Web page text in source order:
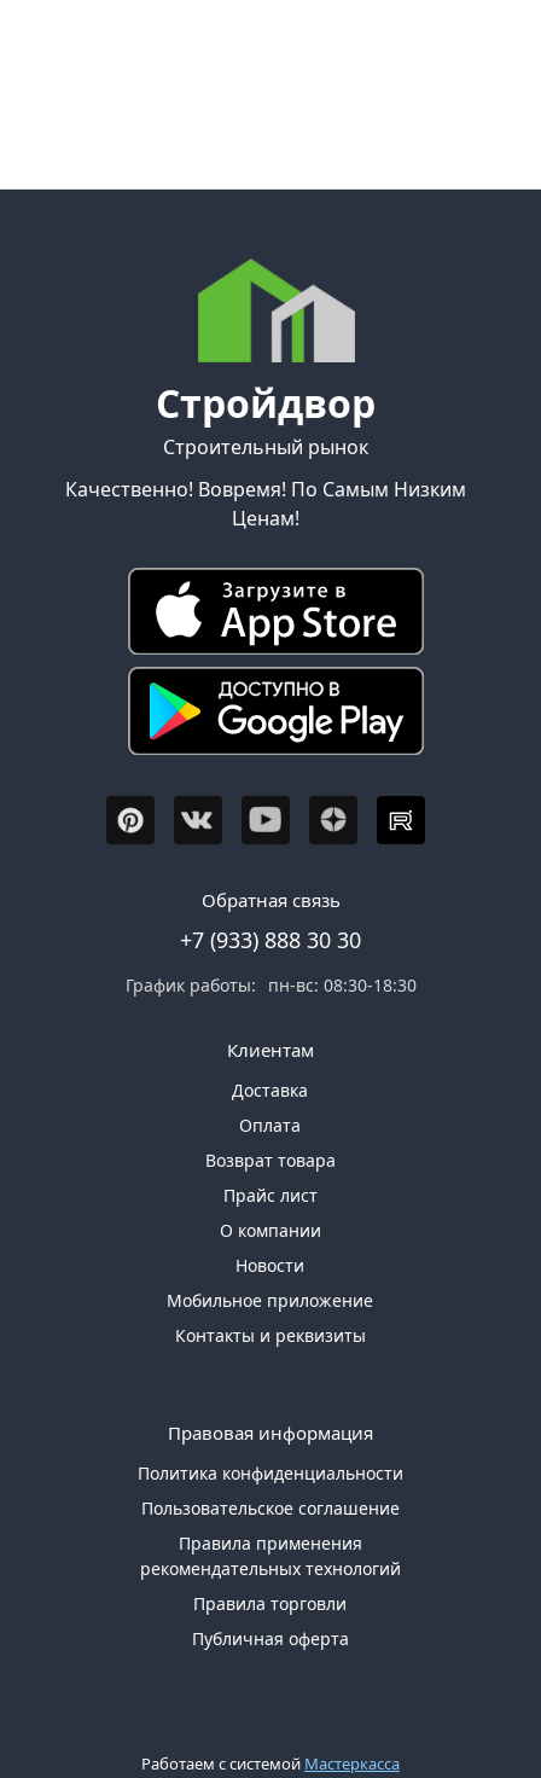
Стройдвор
Строительный рынок
Качественно! Вовремя! По Самым Низким
Ценам!
Обратная связь
+7 (933) 888 30 30
График работы: пн-вс: 08:30-18:30
Клиентам
Доставка
Оплата
Возврат товара
Прайс лист
О компании
Новости
Мобильное приложение
Контакты и реквизиты
Правовая информация
Политика конфиденциальности
Пользовательское соглашение
Правила применения
рекомендательных технологий
Правила торговли
Публичная оферта
Работаем с системой Мастеркасса